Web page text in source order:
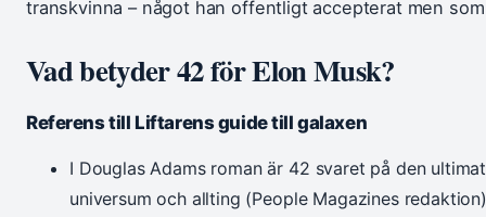
transkvinna – något han offentligt accepterat men
Vad betyder 42 för Elon Musk?
Referens till Liftarens guide till galaxen
I Douglas Adams roman är 42 svaret på den
universum och allting (People Magazines redaktion)